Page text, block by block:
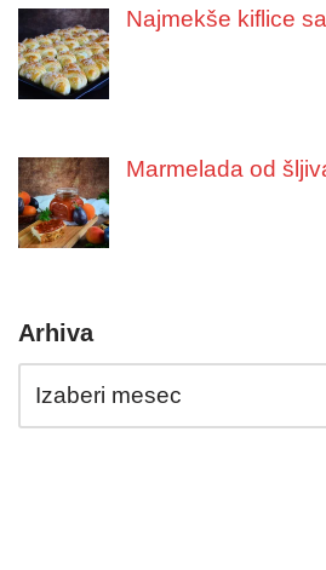
Najmekše kiflice
Marmelada od
Arhiva